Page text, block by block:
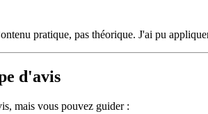
pratique, pas théorique. J'ai pu
d'avis
mais vous pouvez guider :